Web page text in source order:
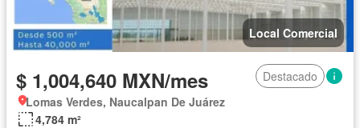
Local Comercial
$ 1,004,640 MXN/mes
Destacado
Lomas Verdes, Naucalpan De Juárez
4,784 m²